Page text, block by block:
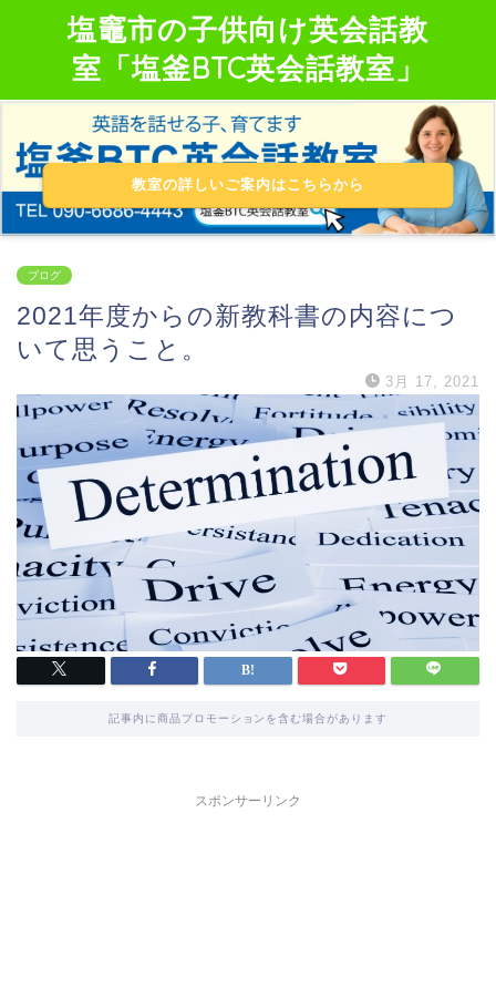
塩竈市の子供向け英会話教
室「塩釜BTC英会話教室」
教室の詳しいご案内はこちらから
ブログ
2021年度からの新教科書の内容につ
いて思うこと。
3月 17, 2021
記事内に商品プロモーションを含む場合があります
スポンサーリンク